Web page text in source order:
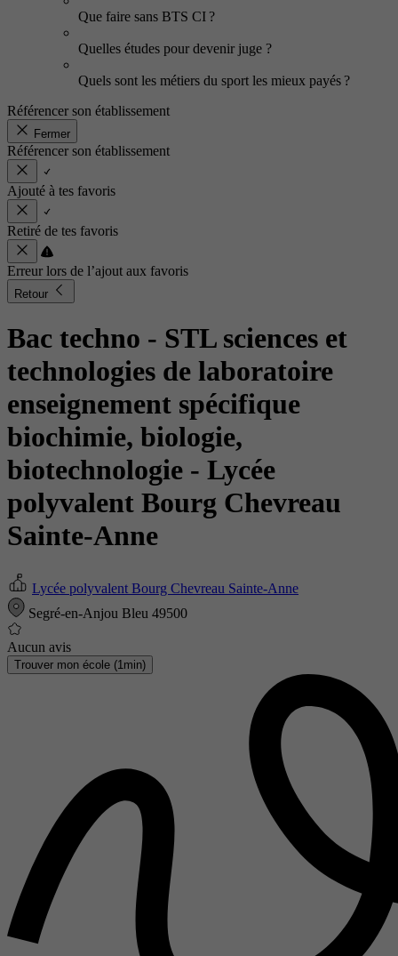
Que faire sans BTS CI ?
Quelles études pour devenir juge ?
Quels sont les métiers du sport les mieux payés ?
Référencer son établissement
Fermer
Référencer son établissement
Ajouté à tes favoris
Retiré de tes favoris
Erreur lors de l’ajout aux favoris
Retour
Bac techno - STL sciences et
technologies de laboratoire
enseignement spécifique
biochimie, biologie,
biotechnologie - Lycée
polyvalent Bourg Chevreau
Sainte-Anne
Lycée polyvalent Bourg Chevreau Sainte-Anne
Segré-en-Anjou Bleu 49500
Aucun avis
Trouver mon école (1min)